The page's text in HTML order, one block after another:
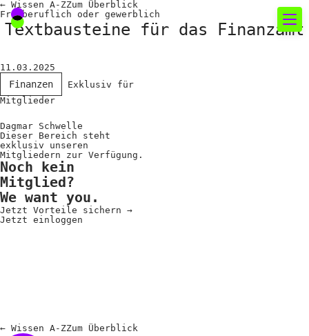
Neues rund um die
Fotografie
News
Termine
FREELENS Galerie
Showcases
← Wissen A-ZZum Überblick
Freiberuf­lich oder gewerb­lich
Textbausteine für das Finanzamt
11.03.2025
Finanzen
Exklusiv für
Mitglieder
Dagmar Schwelle
Dieser Bereich steht
exklusiv unseren
Mitgliedern zur Verfügung.
Noch kein
Mitglied?
We want you.
Jetzt Vorteile sichern →
Jetzt einloggen
← Wissen A-ZZum Überblick